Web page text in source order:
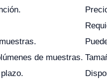
de muestras.